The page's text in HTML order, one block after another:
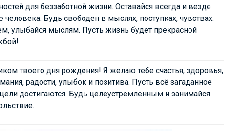
для беззаботной жизни. Оставайся всегда и везде
Будь свободен в мыслях, поступках, чувствах.
улыбайся мыслям. Пусть жизнь будет прекрасной
твоего дня рождения! Я желаю тебе счастья, здоровья,
радости, улыбок и позитива. Пусть всё загаданное
достигаются. Будь целеустремленным и занимайся